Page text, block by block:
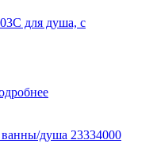
для душа, с